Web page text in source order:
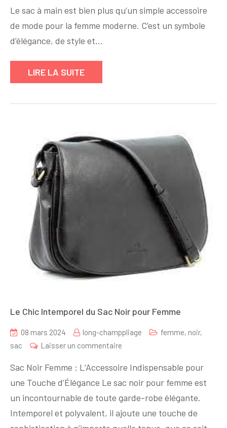
:
Le
Main
Femme,
Raffinement
Le sac à main est bien plus qu’un simple accessoire
de mode pour la femme moderne. C’est un symbole
d’élégance, de style et…
LIRE LA SUITE
Le Chic Intemporel du Sac Noir pour Femme
08 mars 2024 long-champpliage femme, noir,
sac
Laisser un commentaire
Chic
Intemporel
du
Sac
Noir
Sac Noir Femme : L’Accessoire Indispensable pour
une Touche d’Élégance Le sac noir pour femme est
un incontournable de toute garde-robe élégante.
Intemporel et polyvalent, il ajoute une touche de